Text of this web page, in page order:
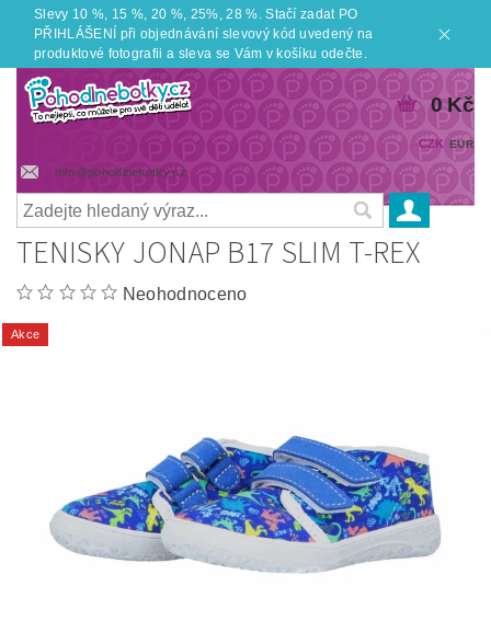
Slevy 10 %, 15 %, 20 %, 25%, 28 %. Stačí zadat PO
PŘIHLÁŠENÍ při objednávání slevový kód uvedený na
produktové fotografii a sleva se Vám v košíku odečte.
info@pohodlnebotky.cz
CZK EUR
0 Kč
TENISKY JONAP B17 SLIM T-REX
Neohodnoceno
Akce